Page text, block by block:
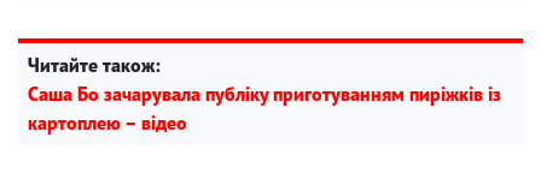
Читайте також:
Саша Бо зачарувала публіку приготуванням пиріжків із
картоплею – відео